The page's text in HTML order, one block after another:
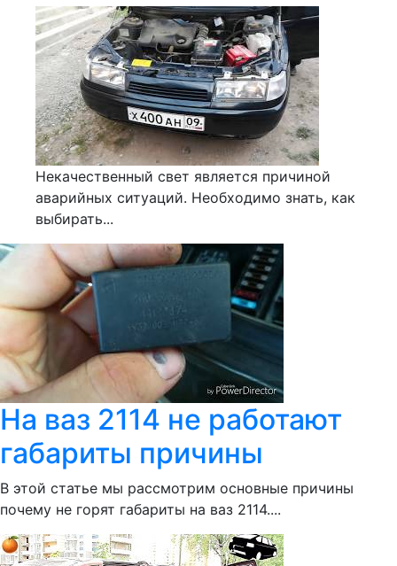
Некачественный свет является причиной
аварийных ситуаций. Необходимо знать, как
выбирать...
На ваз 2114 не работают
габариты причины
В этой статье мы рассмотрим основные причины
почему не горят габариты на ваз 2114....